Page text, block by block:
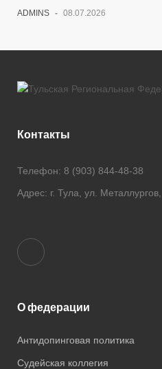
ADMINS - 08.07.2026
Контакты
Телефон: 8 (903) 844-48-38
Адрес: г. Тула, ул.
О федерации
Антидопинговая политика
Судейская коллегия